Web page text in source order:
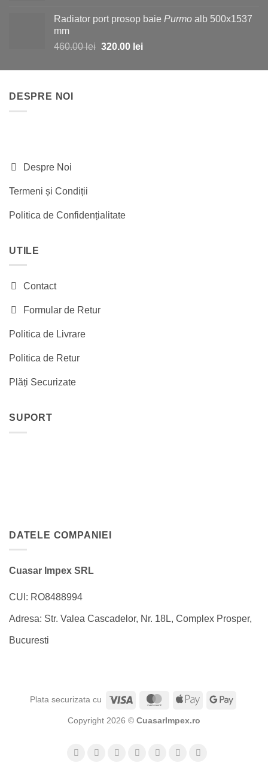
fost:
1,130.00 lei.
Radiator port prosop baie Purmo alb 500x1537
mm
460.00lei Prețul
a
320.00 leiPrețul
este:
DESPRE NOI
Despre Noi
Termeni și Condiții
Politica de Confidențialitate
UTILE
Contact
Formular de Retur
Politica de Livrare
Politica de Retur
Plăți Securizate
SUPORT
DATELE COMPANIEI
Cuasar Impex SRL
CUI: RO8488994
Adresa: Str. Valea Cascadelor, Nr. 18L, Complex Prosper,
Bucuresti
Plata securizata cu Visa MasterCardApple
Google
Copyright 2026 © CuasarImpex.ro